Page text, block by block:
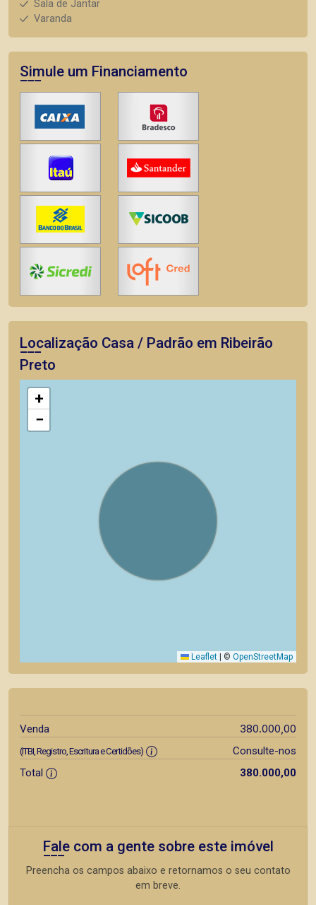
Sala de Jantar
Varanda
Simule um Financiamento
Localização Casa / Padrão em Ribeirão
Preto
+
−
Leaflet © OpenStreetMap
Venda 380.000,00
(ITBI, Registro, Escritura e Certidões)
Consulte-nos
Total
380.000,00
Fale com a gente sobre este imóvel
Preencha os campos abaixo e retornamos o seu contato
em breve.